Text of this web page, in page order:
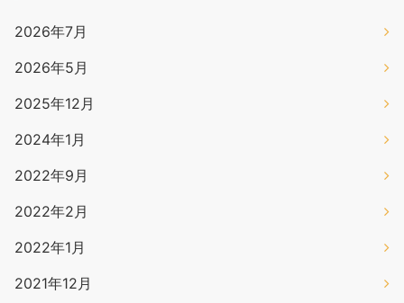
2026年7月
2026年5月
2025年12月
2024年1月
2022年9月
2022年2月
2022年1月
2021年12月